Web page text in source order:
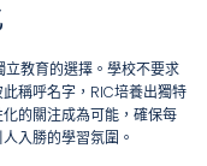
立教育的選擇。學校不要求
稱呼名字，RIC培養出獨特
的關注成為可能，確保每
入勝的學習氛圍。